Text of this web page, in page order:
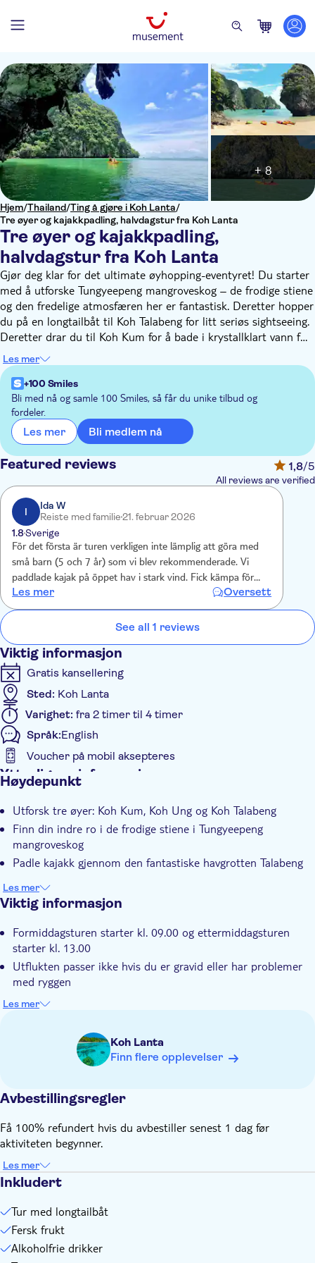
Hjem/Thailand/Ting å gjøre i Koh Lanta/
Tre øyer og kajakkpadling, halvdagstur fra Koh Lanta
Tre øyer og kajakkpadling,
halvdagstur fra Koh Lanta
+ 8
Gjør deg klar for det ultimate øyhopping-eventyret! Du starter
med å utforske Tungyeepeng mangroveskog – de frodige stiene
og den fredelige atmosfæren her er fantastisk. Deretter hopper
du på en longtailbåt til Koh Talabeng for litt seriøs sightseeing.
Deretter drar du til Koh Kum for å bade i krystallklart vann før
du nyter skjønnheten til Koh Ung. Eventyret når sitt
høydepunkt med en kajakkutflukt gjennom Talabeng Sea Cave,
hvor du padler forbi episke fjellformasjoner. For å avslutte det
hele besøker du Monkey Point for å se noen frekke aper i
mangroveskogen.
Les mer
+100 Smiles
Bli med nå og samle 100 Smiles, så får du unike tilbud og
fordeler.
Les mer Bli medlem nå
Featured reviews 1,8/5
All reviews are verified
I
Ida W
Reiste med familie21. februar 2026
1.8Sverige
För det första är turen verkligen inte lämplig att göra med
små barn (5 och 7 år) som vi blev rekommenderade. Vi
paddlade kajak på öppet hav i stark vind. Fick kämpa för
våra liv för att komma tillbaka till båten. Guiden hade inte
koll på tiden och tidvattnet så halvvägs tillbaka med båten
går vi på grund. Alla passagerare får försöka putta loss
båten i tre timmar för att sen bli räddade av en annan båt i
mörkret. Vi kom hem 4 timmar senare än utlovat. Barnen
var djupt skärrade av upplevelsen.
Les mer Oversett
See all 1 reviews
Viktig informasjon
Gratis kansellering
Sted: Koh Lanta
Varighet: fra 2 timer til 4 timer
Språk:English
Voucher på mobil aksepteres
Ytterligere informasjon
Øyeblikkelig bekreftelse
Elektronisk billett
Hotel pick up
Høydepunkt
Utforsk tre øyer: Koh Kum, Koh Ung og Koh Talabeng
Finn din indre ro i de frodige stiene i Tungyeepeng
mangroveskog
Padle kajakk gjennom den fantastiske havgrotten Talabeng
Les mer
Viktig informasjon
Formiddagsturen starter kl. 09.00 og ettermiddagsturen
starter kl. 13.00
Utflukten passer ikke hvis du er gravid eller har problemer
med ryggen
Ikke egnet for rullestolbrukere
Utflukten passer ikke for deg som ikke kan svømme
Barn må være under tilsyn av voksen (over 18 år) til enhver
Ta med håndkle
Ta med caps/solhatt
Ta med varme klær
Ekstra penger til fornøyelser eller drikke
Væravhengig
Les mer
Koh Lanta
Finn flere opplevelser
Avbestillingsregler
Få 100% refundert hvis du avbestiller senest 1 dag før
aktiviteten begynner.
Les mer
Inkludert
Tur med longtailbåt
Fersk frukt
Alkoholfrie drikker